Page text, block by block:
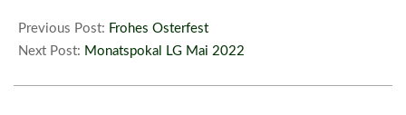
04-
22
Previous Post: Frohes Osterfest
Next Post: Monatspokal LG Mai 2022